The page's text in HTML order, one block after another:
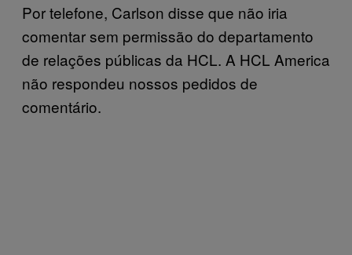
Por telefone, Carlson disse que não iria
comentar sem permissão do departamento
de relações públicas da HCL. A HCL America
não respondeu nossos pedidos de
comentário.